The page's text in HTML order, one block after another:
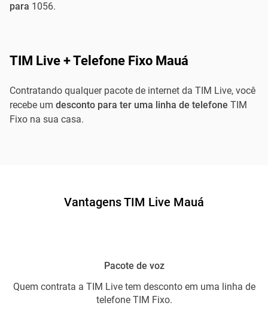
para 1056.
TIM Live + Telefone Fixo Mauá
Contratando qualquer pacote de internet da TIM Live, você
recebe um desconto para ter uma linha de telefone TIM
Fixo na sua casa.
Vantagens TIM Live Mauá
Pacote de voz
Quem contrata a TIM Live tem desconto em uma linha de
telefone TIM Fixo.